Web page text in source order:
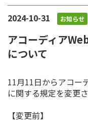
2024-10-31 お知らせ
アコーディア
について
11月11日からアコー
に関する規定を変更
【変更前】